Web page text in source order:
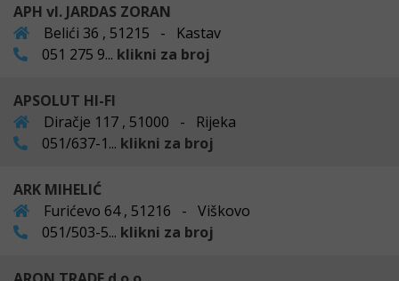
APH vl. JARDAS ZORAN
Belići 36 , 51215 - Kastav
051 275 9... klikni za broj
APSOLUT HI-FI
Diračje 117 , 51000 - Rijeka
051/637-1... klikni za broj
ARK MIHELIĆ
Furićevo 64 , 51216 - Viškovo
051/503-5... klikni za broj